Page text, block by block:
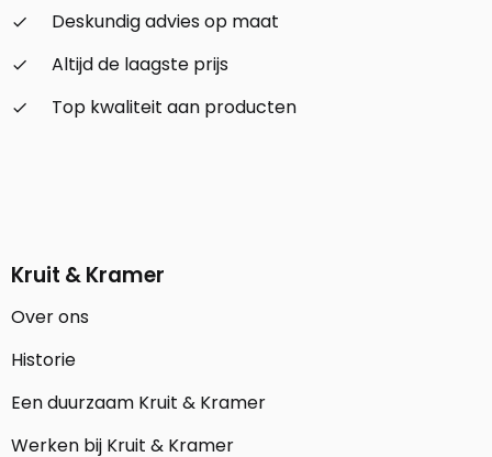
check_small
Deskundig advies op maat
check_small
Altijd de laagste prijs
check_small
Top kwaliteit aan producten
Kruit & Kramer
Over ons
Historie
Een duurzaam Kruit & Kramer
Werken bij Kruit & Kramer